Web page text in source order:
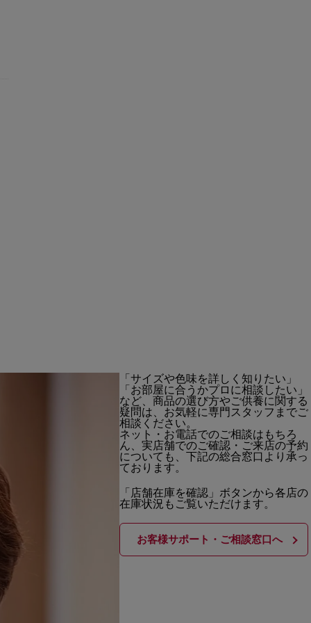
「サイズや色味を詳しく知りたい」
「お部屋に合うかプロに相談したい」
など、商品の選び方やご供養に関する
疑問は、お気軽に専門スタッフまでご
相談ください。
ネット・お電話でのご相談はもちろ
ん、実店舗でのご確認・ご来店の予約
についても、下記の総合窓口より承っ
ております。
「店舗在庫を確認」ボタンから各店の
在庫状況もご覧いただけます。
お客様サポート・ご相談窓口へ